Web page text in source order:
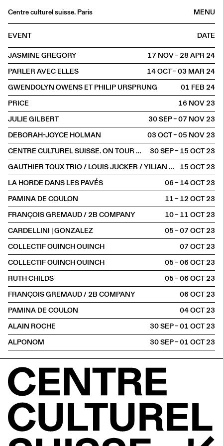
MENU
Centre culturel suisse. Paris
Agenda
Bookshop
Buvette
Archives
Medias
Publications
About
FR/EN
OFFSITE Bordeaux
EVENT
DATE
JASMINE GREGORY
17 NOV – 28 APR2024
PARLER AVEC ELLES
14 OCT – 03 MAR2024
GWENDOLYN OWENS ET PHILIP URSPRUNG
01 FEB2024
PRICE
16 NOV2023
JULIE GILBERT
30 SEP – 07 NOV2023
DEBORAH-JOYCE HOLMAN
03 OCT – 05 NOV2023
CENTRE CULTUREL SUISSE. ON TOUR À BORDEAUX
30 SEP – 15 OCT2023
GAUTHIER TOUX TRIO / LOUIS JUCKER / YILIAN CAÑIZARES
15 OCT2023
LA HORDE DANS LES PAVÉS
06 – 14 OCT2023
PAMINA DE COULON
11 – 12 OCT2023
FRANÇOIS GREMAUD / 2B COMPANY
10 – 11 OCT2023
CARDELLINI | GONZALEZ
05 – 07 OCT2023
COLLECTIF OUINCH OUINCH
07 OCT2023
COLLECTIF OUINCH OUINCH
05 – 06 OCT2023
RUTH CHILDS
05 – 06 OCT2023
FRANÇOIS GREMAUD / 2B COMPANY
06 OCT2023
PAMINA DE COULON
04 OCT2023
ALAIN ROCHE
30 SEP – 01 OCT2023
ALPONOM
30 SEP – 01 OCT2023